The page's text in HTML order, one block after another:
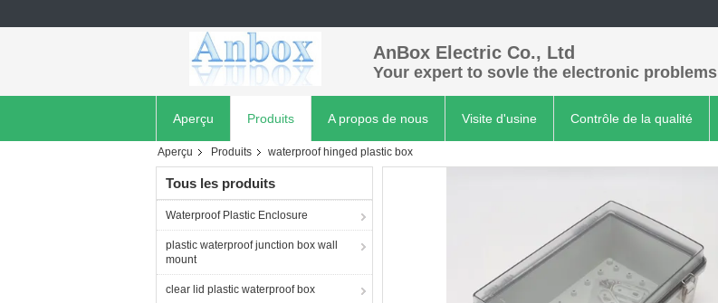
AnBox Electric Co., Ltd
Your expert to sovle the electronic problems
Aperçu Produits A propos de nous Visite d'usine Contrôle de la qualité
Aperçu Produits waterproof hinged plastic box
Tous les produits
Waterproof Plastic Enclosure
plastic waterproof junction box wall
mount
clear lid plastic waterproof box